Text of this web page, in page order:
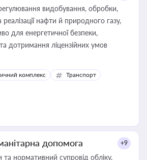
видобування, обробки,
нафти й природного газу,
для енергетичної безпеки,
та дотримання ліцензійних умов
комплекс
Транспорт
допомога +9
та нормативний супровід обліку,